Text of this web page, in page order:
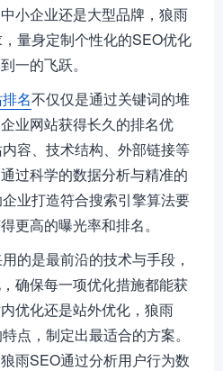
小企业还是大型品牌，狼雨
量身定制个性化的SEO优化
一的飞跃。
名不仅仅是通过关键词的堆
业网站获得长久的排名优
容、技术结构、外部链接等
过科学的数据分析与精准的
业打造符合搜索引擎算法要
更高的曝光率和排名。
的是最前沿的技术与手段，
确保每一项优化措施都能获
优化还是站外优化，狼雨
点，制定出最适合的方案。
雨SEO通过分析用户行为数